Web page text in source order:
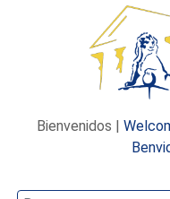
Bienvenidos |